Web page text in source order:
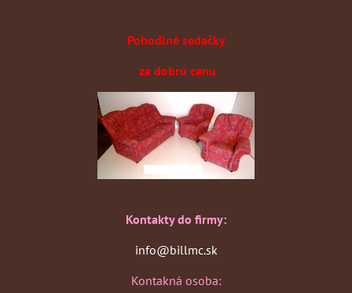
Pohodlné sedačky
za dobrú cenu
Kontakty do firmy:
info@billmc.sk
Kontakná osoba: